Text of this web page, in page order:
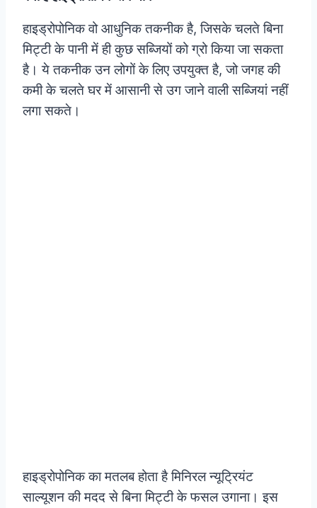
हाइड्रोपोनिक वो आधुनिक तकनीक है, जिसके चलते बिना
मिट्टी के पानी में ही कुछ सब्जियों को ग्रो किया जा सकता
है। ये तकनीक उन लोगों के लिए उपयुक्त है, जो जगह की
कमी के चलते घर में आसानी से उग जाने वाली सब्जियां नहीं
लगा सकते।
हाइड्रोपोनिक का मतलब होता है मिनिरल न्यूट्रियंट
साल्यूशन की मदद से बिना मिट्टी के फसल उगाना। इस